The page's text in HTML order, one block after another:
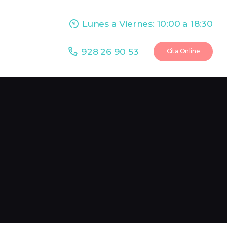
Lunes a Viernes: 10:00 a 18:30
928 26 90 53 Cita Online